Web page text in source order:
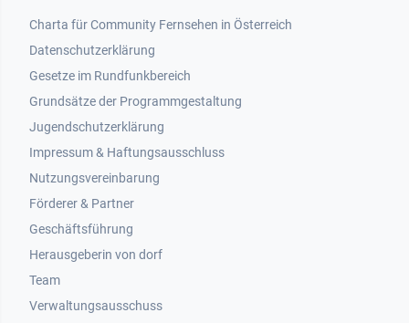
Footer 1
Charta für Community Fernsehen in Österreich
Datenschutzerklärung
Gesetze im Rundfunkbereich
Grundsätze der Programmgestaltung
Jugendschutzerklärung
Impressum & Haftungsausschluss
Nutzungsvereinbarung
Footer 2
Förderer & Partner
Geschäftsführung
Herausgeberin von dorf
Team
Verwaltungsausschuss